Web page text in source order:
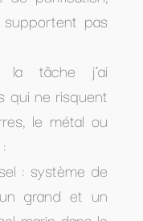
pas
tâche j’ai
qui ne risquent
le métal ou
: système de
grand et un